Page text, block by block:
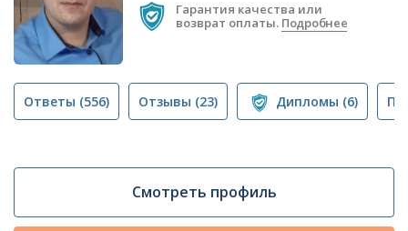
Гарантия качества или
возврат оплаты. Подробнее
Ответы (556) Отзывы (23) Дипломы (6)
Смотреть профиль